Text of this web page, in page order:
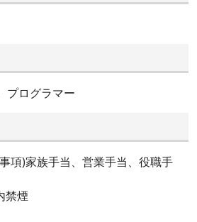
プログラマー
項)家族手当、営業手当、役職手
禁煙